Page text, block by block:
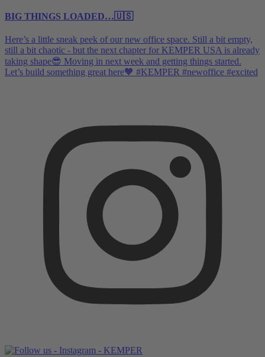
BIG THINGS LOADED…🇺🇸
Here’s a little sneak peek of our new office space. Still a bit empty,
still a bit chaotic - but the next chapter for KEMPER USA is already
taking shape😎 Moving in next week and getting things started.
Let’s build something great here🧡 #KEMPER #newoffice #excited